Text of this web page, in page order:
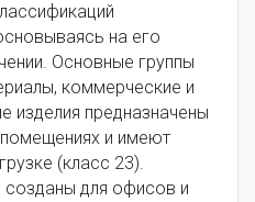
на его
Основные группы
коммерческие и
изделия предназначены
и имеют
(класс 23).
для офисов и